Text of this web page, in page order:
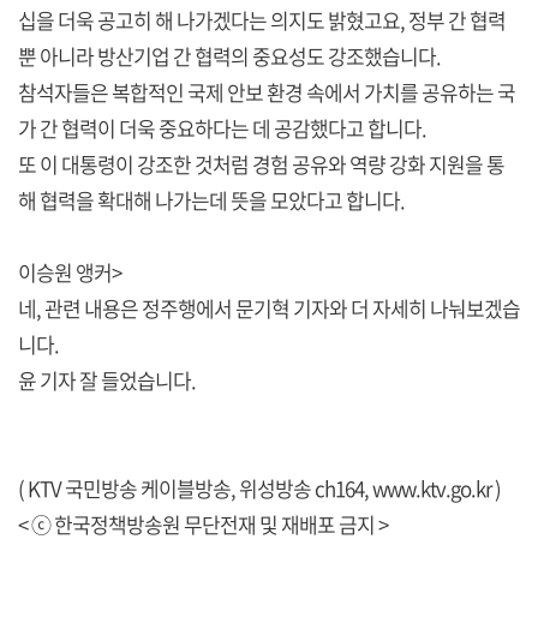
십을 더욱 공고히 해 나가겠다는 의지도 밝혔고요, 정부 간 협력
뿐 아니라 방산기업 간 협력의 중요성도 강조했습니다.
참석자들은 복합적인 국제 안보 환경 속에서 가치를 공유하는 국
가 간 협력이 더욱 중요하다는 데 공감했다고 합니다.
또 이 대통령이 강조한 것처럼 경험 공유와 역량 강화 지원을 통
해 협력을 확대해 나가는데 뜻을 모았다고 합니다.
이승원 앵커>
네, 관련 내용은 정주행에서 문기혁 기자와 더 자세히 나눠보겠습
니다.
윤 기자 잘 들었습니다.
( KTV 국민방송 케이블방송, 위성방송 ch164,www.ktv.go.kr)
< ⓒ 한국정책방송원 무단전재 및 재배포 금지 >